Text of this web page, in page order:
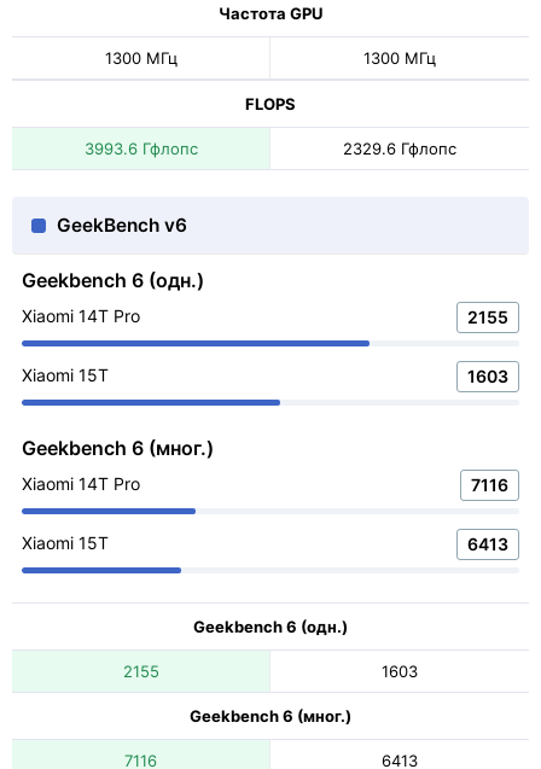
Частота GPU
1300 МГц 1300 МГц
FLOPS
3993.6 Гфлопс 2329.6 Гфлопс
GeekBench v6
Geekbench 6 (одн.)
Xiaomi 14T Pro 2155
Xiaomi 15T 1603
Geekbench 6 (мног.)
Xiaomi 14T Pro 7116
Xiaomi 15T 6413
Geekbench 6 (одн.)
2155 1603
Geekbench 6 (мног.)
7116 6413